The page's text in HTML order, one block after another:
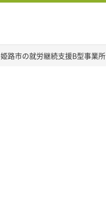
姫路市の就労継続支援B型事業所